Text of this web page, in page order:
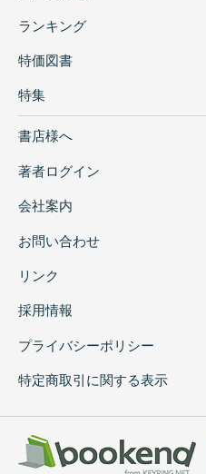
ランキング
特価図書
特集
書店様へ
著者ログイン
会社案内
お問い合わせ
リンク
採用情報
プライバシーポリシー
特定商取引に関する表示